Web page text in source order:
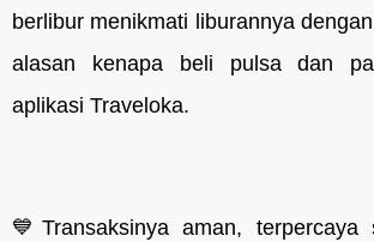
berlibur menikmati liburannya
alasan kenapa beli pulsa dan
aplikasi Traveloka.
💙Transaksinya aman, terpercaya